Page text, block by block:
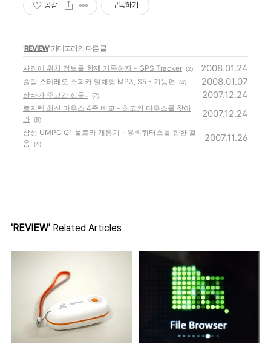
공감 구독하기
'REVIEW' 카테고리의 다른 글
사진에 위치 정보를 함께 기록하자 - GPS Tracker (2) 2008.01.24
슬림 스테레오 스피커 일체형 MP3, S5 - 기능편 (4) 2008.01.07
산타가 주고간 선물.. (2) 2007.12.24
로지텍 최신 마우스 4종 비교 - 최고의 마우스를 찾아
라 (8)
2007.12.24
삼성 UMPC Q1 울트라 개봉기 - 유비쿼터스를 향한 걸
음
(4)
2007.11.26
'REVIEW' Related Articles